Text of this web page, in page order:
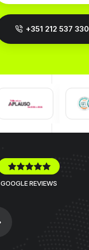
+351 212 537 330
GOOGLE REVIEWS